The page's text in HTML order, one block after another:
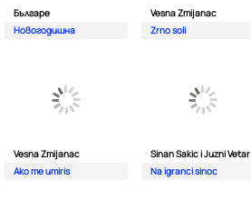
Българе
Новогодишна
Vesna Zmijanac
Zrno soli
Vesna Zmijanac
Ako me umiris
Sinan Sakic i Juzni Vetar
Na igranci sinoc